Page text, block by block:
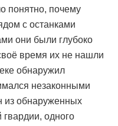
понятно, почему
с останками
они были глубоко
время их не нашли
обнаружил
незаконными
из обнаруженных
гвардии, одного